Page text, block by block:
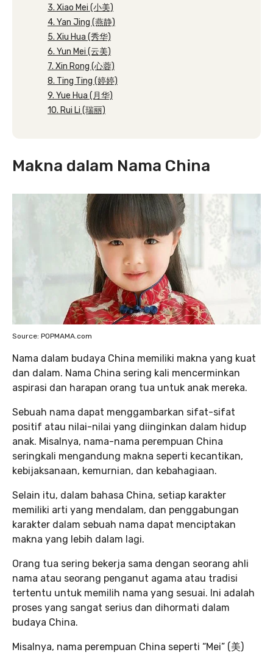
3. Xiao Mei (小美)
4. Yan Jing (燕静)
5. Xiu Hua (秀华)
6. Yun Mei (云美)
7. Xin Rong (心蓉)
8. Ting Ting (婷婷)
9. Yue Hua (月华)
10. Rui Li (瑞丽)
Makna dalam Nama China
Source: POPMAMA.com
Nama dalam budaya China memiliki makna yang kuat
dan dalam. Nama China sering kali mencerminkan
aspirasi dan harapan orang tua untuk anak mereka.
Sebuah nama dapat menggambarkan sifat-sifat
positif atau nilai-nilai yang diinginkan dalam hidup
anak. Misalnya, nama-nama perempuan China
seringkali mengandung makna seperti kecantikan,
kebijaksanaan, kemurnian, dan kebahagiaan.
Selain itu, dalam bahasa China, setiap karakter
memiliki arti yang mendalam, dan penggabungan
karakter dalam sebuah nama dapat menciptakan
makna yang lebih dalam lagi.
Orang tua sering bekerja sama dengan seorang ahli
nama atau seorang penganut agama atau tradisi
tertentu untuk memilih nama yang sesuai. Ini adalah
proses yang sangat serius dan dihormati dalam
budaya China.
Misalnya, nama perempuan China seperti “Mei” (美)